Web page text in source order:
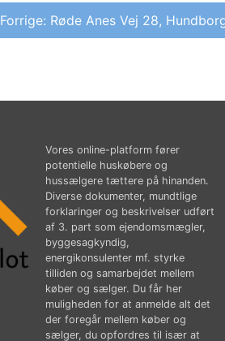
Indlægsnavigation
Forrige: Røde Anes Vej 28,
Vores online-platform fører
potentielle huskøbere og
hussælgere tættere på hinanden.
Diverse dokumenter, mundtlige
forklaringer og beskrivelser udført
af 3. part som ejendomsmægler,
byggesagkyndig,
energikonsulenter mf. styrke
tilliden og samarbejdet mellem
køber og sælger. Du får her
muligheden for at anmelde alt det
der foregår mellem køber og
sælger, du opfordres til især at